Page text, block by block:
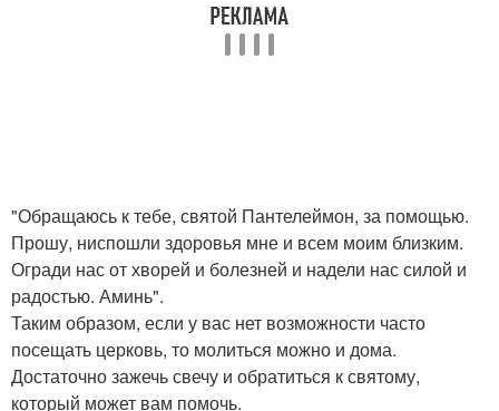
"Обращаюсь к тебе, святой Пантелеймон, за помощью.
Прошу, ниспошли здоровья мне и всем моим близким.
Огради нас от хворей и болезней и надели нас силой и
радостью. Аминь".
Таким образом, если у вас нет возможности часто
посещать церковь, то молиться можно и дома.
Достаточно зажечь свечу и обратиться к святому,
который может вам помочь.